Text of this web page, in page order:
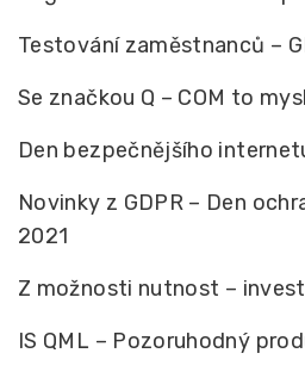
Testování zaměstnanců –
Se značkou Q – COM to
Den bezpečnějšího
Novinky z GDPR – Den
2021
Z možnosti nutnost –
IS QML – Pozoruhodný